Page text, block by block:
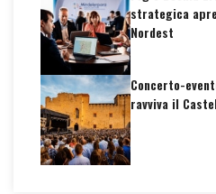
strategica
Nordest
Concerto-
ravviva il